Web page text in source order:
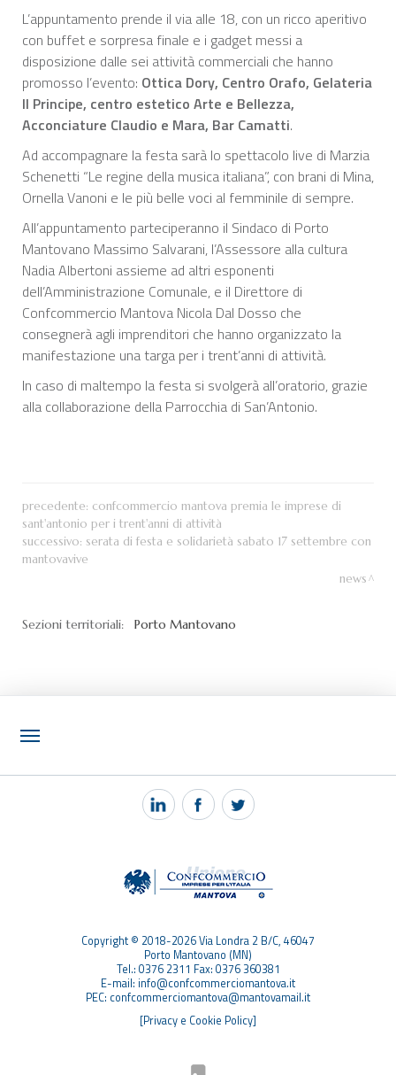
L’appuntamento prende il via alle 18, con un ricco aperitivo
con buffet e sorpresa finale e i gadget messi a
disposizione dalle sei attività commerciali che hanno
promosso l’evento: Ottica Dory, Centro Orafo, Gelateria
Il Principe, centro estetico Arte e Bellezza,
Acconciature Claudio e Mara, Bar Camatti.
Ad accompagnare la festa sarà lo spettacolo live di Marzia
Schenetti “Le regine della musica italiana”, con brani di Mina,
Ornella Vanoni e le più belle voci al femminile di sempre.
All’appuntamento parteciperanno il Sindaco di Porto
Mantovano Massimo Salvarani, l’Assessore alla cultura
Nadia Albertoni assieme ad altri esponenti
dell’Amministrazione Comunale, e il Direttore di
Confcommercio Mantova Nicola Dal Dosso che
consegnerà agli imprenditori che hanno organizzato la
manifestazione una targa per i trent’anni di attività.
In caso di maltempo la festa si svolgerà all’oratorio, grazie
alla collaborazione della Parrocchia di San’Antonio.
precedente: confcommercio mantova premia le imprese di
sant'antonio per i trent'anni di attività
successivo: serata di festa e solidarietà sabato 17 settembre con
mantovavive
news
Sezioni territoriali: Porto Mantovano
NOTIZIE
PEC MANTOVA MAIL
Copyright © 2018-2026 Via Londra 2 B/C, 46047
Porto Mantovano (MN)
Tel.: 0376 2311 Fax: 0376 360381
E-mail: info@confcommerciomantova.it
PEC: confcommerciomantova@mantovamail.it
[Privacy e Cookie Policy]